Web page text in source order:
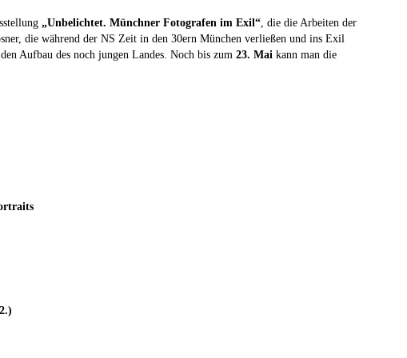
„Unbelichtet. Münchner Fotografen im Exil“, die die Arbeiten der
die während der NS Zeit in den 30ern München verließen und ins Exil
Aufbau des noch jungen Landes. Noch bis zum 23. Mai kann man die